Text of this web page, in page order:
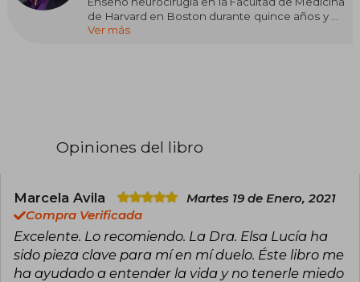
conciencia humana. Su estilo combina rigor
analítico con una curiosidad sin concesiones, lo
que lo llevó a cuestionar los límites de la
interpretativos sobre vivencias de posible
métodos de investigación orientados a
comprender cómo las narrativas personales
influyen en la manera en que interpretamos la
muerte y el más allá. Su obra sigue generando
debate y reflexión en ámbitos clínicos y
humanísticos.
de Harvard en Boston durante quince años y ha
realizado más de 4000 operaciones
dedicado a compartir información sobre
Promueve investigaciones sobre los elementos
unificadores de la ciencia y la espiritualidad.
Ver más
Opiniones del libro
Marcela Avila
Martes 19 de Enero, 2021
Compra Verificada
Excelente. Lo recomiendo. La Dra. Elsa Lucía ha
sido pieza clave para mí en mí duelo. Éste libro me
ha ayudado a entender la vida y no tenerle miedo